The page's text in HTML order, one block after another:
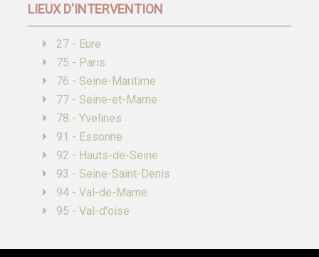
LIEUX D'INTERVENTION
27 - Eure
75 - Paris
76 - Seine-Maritime
77 - Seine-et-Marne
78 - Yvelines
91 - Essonne
92 - Hauts-de-Seine
93 - Seine-Saint-Denis
94 - Val-de-Marne
95 - Val-d'oise